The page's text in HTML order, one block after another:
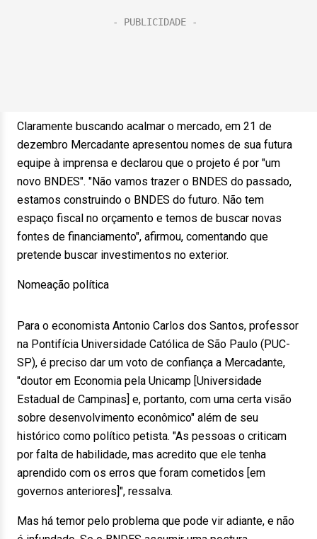
Claramente buscando acalmar o mercado, em 21 de
dezembro Mercadante apresentou nomes de sua futura
equipe à imprensa e declarou que o projeto é por "um
novo BNDES". "Não vamos trazer o BNDES do passado,
estamos construindo o BNDES do futuro. Não tem
espaço fiscal no orçamento e temos de buscar novas
fontes de financiamento", afirmou, comentando que
pretende buscar investimentos no exterior.
Nomeação política
Para o economista Antonio Carlos dos Santos, professor
na Pontifícia Universidade Católica de São Paulo (PUC-
SP), é preciso dar um voto de confiança a Mercadante,
"doutor em Economia pela Unicamp [Universidade
Estadual de Campinas] e, portanto, com uma certa visão
sobre desenvolvimento econômico" além de seu
histórico como político petista. "As pessoas o criticam
por falta de habilidade, mas acredito que ele tenha
aprendido com os erros que foram cometidos [em
governos anteriores]", ressalva.
Mas há temor pelo problema que pode vir adiante, e não